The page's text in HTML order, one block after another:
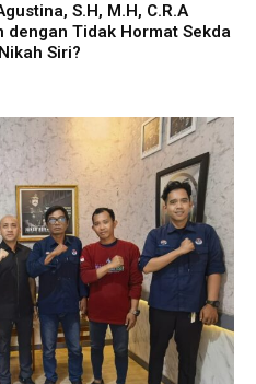
S.H, M.H, C.R.A
dengan Tidak Hormat Sekda
Siri?